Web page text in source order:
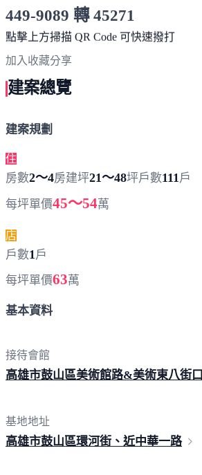
449-9089 轉 45271
服務時間 10:00～19:00
點擊上方掃描 QR Code 可快速撥打
加入收藏分享
建案總覽
建案規劃
住
房數2～4房建坪21～48坪戶數111 戶
每坪單價45～54萬
店
戶數1 戶
每坪單價63萬
基本資料
接待會館
高雄市鼓山區美術館路&美術東八街口
基地地址
高雄市鼓山區環河街、近中華一路